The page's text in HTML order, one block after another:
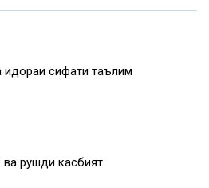
сифати таълим
рушди касбият